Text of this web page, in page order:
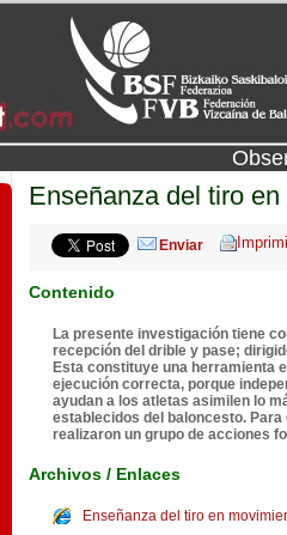
Enseñanza del tiro
Enviar
Contenido
La presente investigación tiene
recepción del drible y pase;
Esta constituye una herramienta
ejecución correcta, porque
ayudan a los atletas asimilen lo
establecidos del baloncesto.
realizaron un grupo de acciones
Archivos / Enlaces
Enseñanza del tiro en